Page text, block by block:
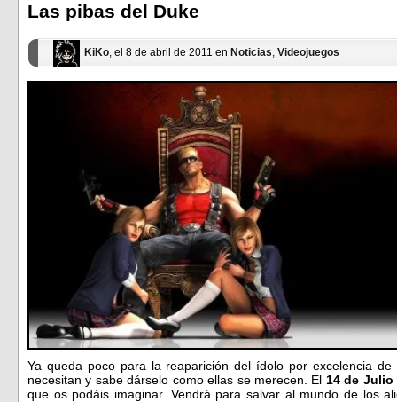
Las pibas del Duke
KiKo, el 8 de abril de 2011 en Noticias, Videojuegos
Ya queda poco para la reaparición del ídolo por excelencia
necesitan y sabe dárselo como ellas se merecen. El 14 de Julio
que os podáis imaginar. Vendrá para salvar al mundo de los